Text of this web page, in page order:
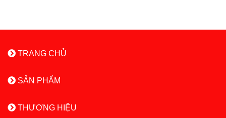
TRANG CHỦ
SẢN PHẨM
THƯƠNG HIỆU